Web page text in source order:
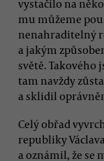
vystačilo na
mu můžeme
nenahraditelný
a jakým
světě. Takového
tam navždy
a sklidil
Celý obřad
republiky
a oznámil, že se